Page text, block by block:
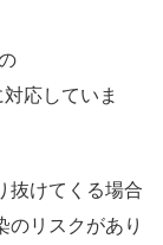
応していま
抜けてくる場合
のリスクがあり